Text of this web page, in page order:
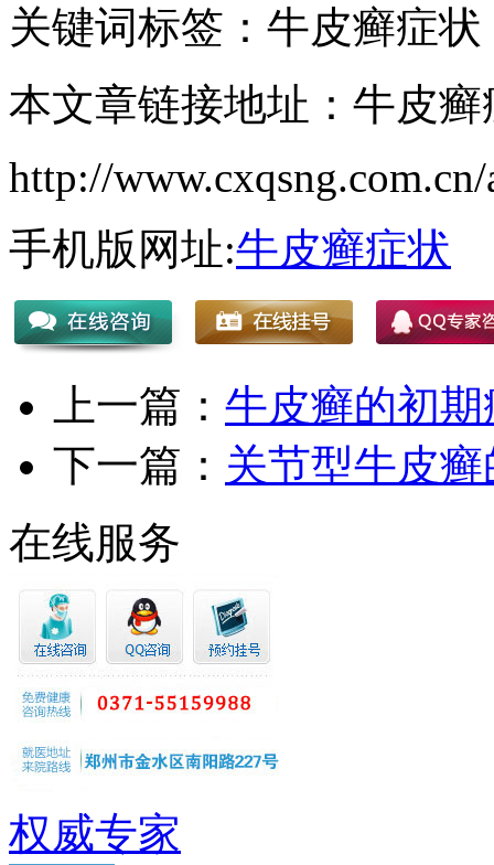
关键词标签：牛皮癣症状
本文章链接地址：牛皮癣
http://
手机版网址:牛皮癣症状
上一篇： 牛皮癣的初期
下一篇： 关节型牛皮
在线服务
权威专家